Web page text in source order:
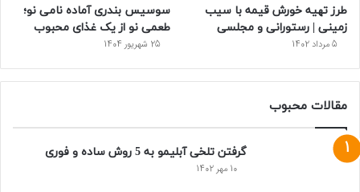
طرز تهیه خورش قیمه با سیب
زمینی | رستورانی و مجلسی
5 مرداد 1402
سوسیس بندری آماده نامی نو؛
طعمی نو از یک غذای محبوب
25 شهریور 1404
مقالات محبوب
گرفتن تلخی آبلیمو به 5 روش ساده و فوری
10 مهر 1402